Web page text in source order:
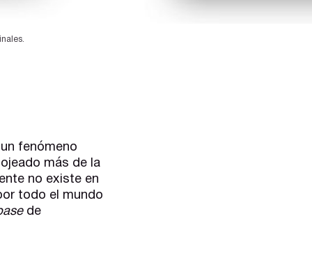
fenómeno
más de la
no existe en
todo el mundo
de